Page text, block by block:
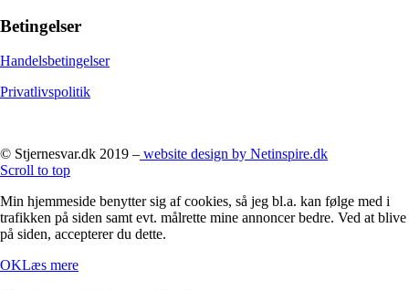
Betingelser
Handelsbetingelser
Privatlivspolitik
© Stjernesvar.dk 2019 – website design by Netinspire.dk
Scroll to top
Min hjemmeside benytter sig af cookies, så jeg bl.a. kan følge med i
trafikken på siden samt evt. målrette mine annoncer bedre. Ved at blive
på siden, accepterer du dette.
OKLæs mere